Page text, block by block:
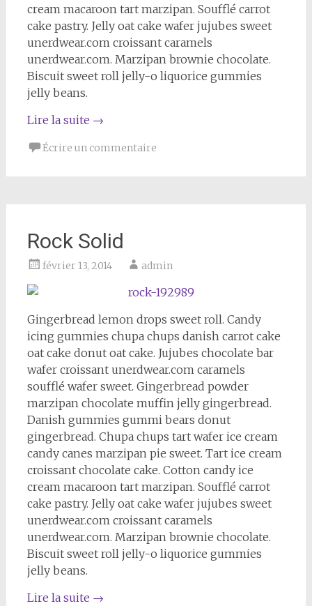
cream macaroon tart marzipan. Soufflé carrot
cake pastry. Jelly oat cake wafer jujubes sweet
unerdwear.com croissant caramels
unerdwear.com. Marzipan brownie chocolate.
Biscuit sweet roll jelly-o liquorice gummies
jelly beans.
Lire la suite →
Écrire un commentaire
Rock Solid
février 13, 2014 admin
Gingerbread lemon drops sweet roll. Candy
icing gummies chupa chups danish carrot cake
oat cake donut oat cake. Jujubes chocolate bar
wafer croissant unerdwear.com caramels
soufflé wafer sweet. Gingerbread powder
marzipan chocolate muffin jelly gingerbread.
Danish gummies gummi bears donut
gingerbread. Chupa chups tart wafer ice cream
candy canes marzipan pie sweet. Tart ice cream
croissant chocolate cake. Cotton candy ice
cream macaroon tart marzipan. Soufflé carrot
cake pastry. Jelly oat cake wafer jujubes sweet
unerdwear.com croissant caramels
unerdwear.com. Marzipan brownie chocolate.
Biscuit sweet roll jelly-o liquorice gummies
jelly beans.
Lire la suite →